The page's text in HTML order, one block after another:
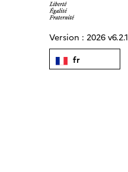
Version : 2026 v6.2.1
fr